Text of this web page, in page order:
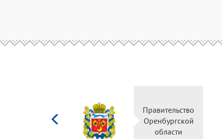
Правительство
Оренбургской
области